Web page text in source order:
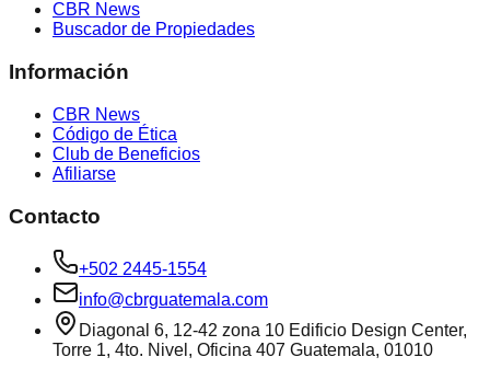
CBR News
Buscador de Propiedades
Información
CBR News
Código de Ética
Club de Beneficios
Afiliarse
Contacto
+502 2445-1554
info@cbrguatemala.com
Diagonal 6, 12-42 zona 10 Edificio Design Center,
Torre 1, 4to. Nivel, Oficina 407 Guatemala, 01010